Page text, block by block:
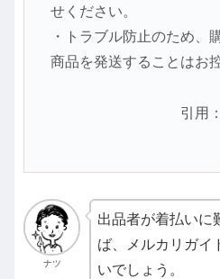
せください。
・トラブル防止のため、
商品を発送することはお
引用
ナツ
出品者が着払いに
ば、メルカリガイ
いでしょう。